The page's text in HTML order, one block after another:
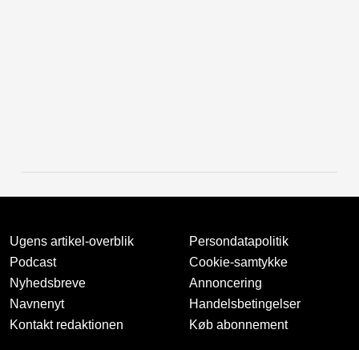
Ugens artikel-overblik
Podcast
Nyhedsbreve
Navnenyt
Kontakt redaktionen
Persondatapolitik
Cookie-samtykke
Annoncering
Handelsbetingelser
Køb abonnement